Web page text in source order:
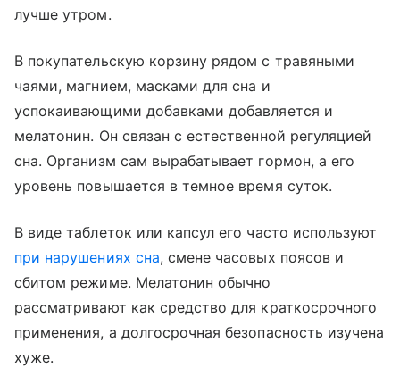
лучше утром.
В покупательскую корзину рядом с травяными
чаями, магнием, масками для сна и
успокаивающими добавками добавляется и
мелатонин. Он связан с естественной регуляцией
сна. Организм сам вырабатывает гормон, а его
уровень повышается в темное время суток.
В виде таблеток или капсул его часто используют
при нарушениях сна, смене часовых поясов и
сбитом режиме. Мелатонин обычно
рассматривают как средство для краткосрочного
применения, а долгосрочная безопасность изучена
хуже.